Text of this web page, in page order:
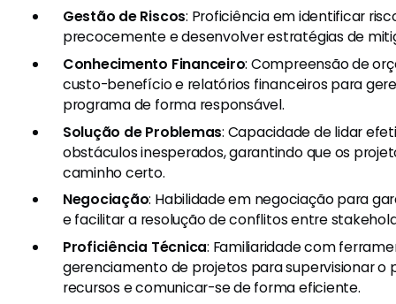
Gestão de Riscos: Proficiência em identificar
precocemente e desenvolver estratégias de
Conhecimento Financeiro: Compreensão de
custo-benefício e relatórios financeiros para
programa de forma responsável.
Solução de Problemas: Capacidade de lidar
obstáculos inesperados, garantindo que os
caminho certo.
Negociação: Habilidade em negociação para
e facilitar a resolução de conflitos entre
Proficiência Técnica: Familiaridade com
gerenciamento de projetos para supervisionar o
recursos e comunicar-se de forma eficiente.